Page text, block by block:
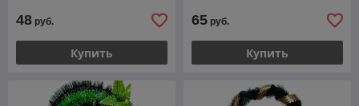
48 руб.
Купить
65 руб.
Купить